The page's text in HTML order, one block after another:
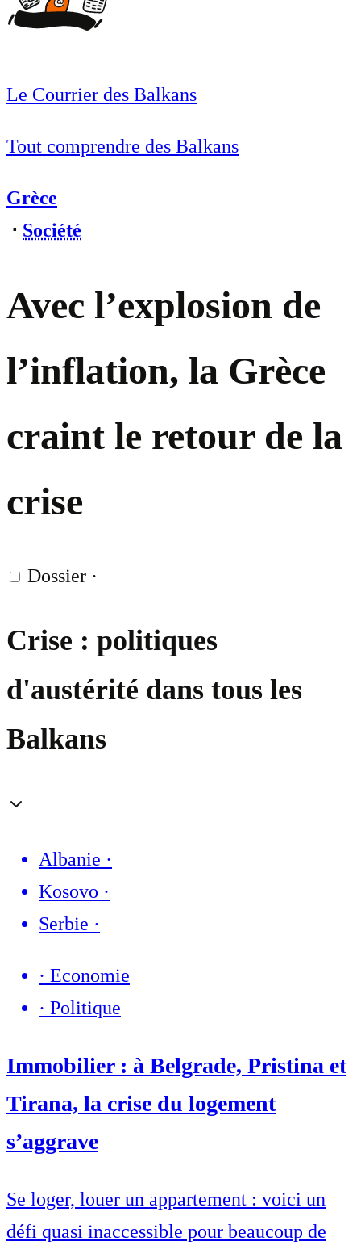
Le Courrier des Balkans
Tout comprendre des Balkans
Grèce
⋅ Société
Avec l’explosion de
l’inflation, la Grèce
craint le retour de la
crise
Dossier ·
Crise : politiques
d'austérité dans tous les
Balkans
Albanie ·
Kosovo ·
Serbie ·
· Economie
· Politique
Immobilier : à Belgrade, Pristina et
Tirana, la crise du logement
s’aggrave
Se loger, louer un appartement : voici un
défi quasi inaccessible pour beaucoup de